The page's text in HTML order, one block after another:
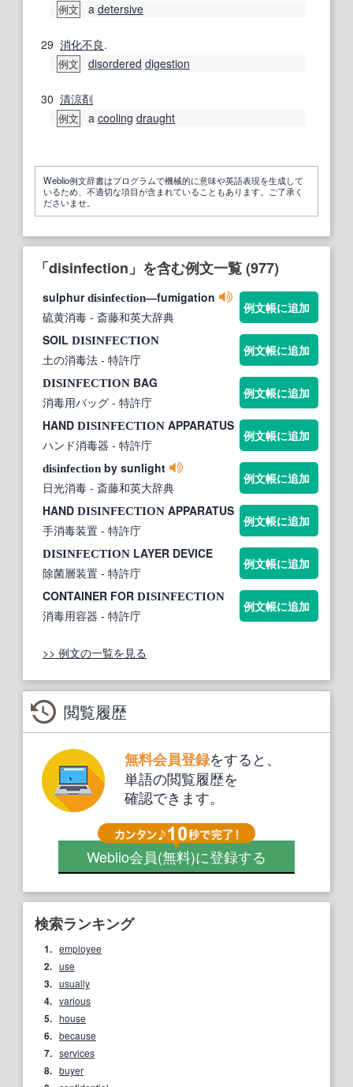
例文 a detersive
29 消化不良.
例文 disordered digestion
30 清涼剤
例文 a cooling draught
Weblio例文辞書はプログラムで機械的に意味や英語表現を生成して
いるため、不適切な項目が含まれていることもあります。ご了承く
ださいませ。
「disinfection」を含む例文一覧 (977)
sulphurdisinfection―fumigation
硫黄消毒 - 斎藤和英大辞典
例文帳に追加
SOIL DISINFECTION
土の消毒法 - 特許庁
例文帳に追加
DISINFECTION BAG
消毒用バッグ - 特許庁
例文帳に追加
HAND DISINFECTION APPARATUS
ハンド消毒器 - 特許庁
例文帳に追加
disinfection by sunlight
日光消毒 - 斎藤和英大辞典
例文帳に追加
HAND DISINFECTION APPARATUS
手消毒装置 - 特許庁
例文帳に追加
DISINFECTION LAYER DEVICE
除菌層装置 - 特許庁
例文帳に追加
CONTAINER FOR DISINFECTION
消毒用容器 - 特許庁
例文帳に追加
>> 例文の一覧を見る
閲覧履歴
無料会員登録をすると、
単語の閲覧履歴を
確認できます。
Weblio会員(無料)に登録する
検索ランキング
1. employee
2. use
3. usually
4. various
5. house
6. because
7. services
8. buyer